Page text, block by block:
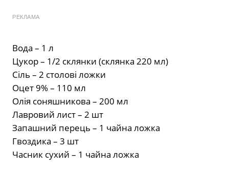
РЕКЛАМА
Вода – 1 л
Цукор – 1/2 склянки (склянка 220 мл)
Сіль – 2 столові ложки
Оцет 9% – 110 мл
Олія соняшникова – 200 мл
Лавровий лист – 2 шт
Запашний перець – 1 чайна ложка
Гвоздика – 3 шт
Часник сухий – 1 чайна ложка